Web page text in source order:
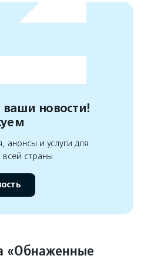
новости!
и услуги для
страны
«Обнаженные